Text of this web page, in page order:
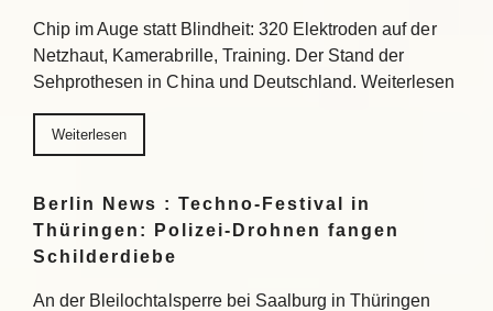
Chip im Auge statt Blindheit: 320 Elektroden auf der
Netzhaut, Kamerabrille, Training. Der Stand der
Sehprothesen in China und Deutschland. Weiterlesen
Weiterlesen
Berlin News : Techno-Festival in
Thüringen: Polizei-Drohnen fangen
Schilderdiebe
An der Bleilochtalsperre bei Saalburg in Thüringen